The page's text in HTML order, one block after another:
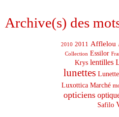
Archive(s) des
2010 2011 Afflelou
Collection Essilor
Krys lentilles
lunettes
Luxottica Marché
opticiens
Safilo